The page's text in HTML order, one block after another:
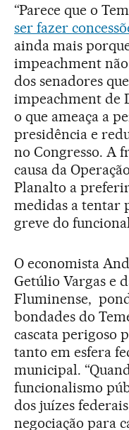
“Parece que o
ser fazer
ainda mais
impeachment
dos senadores
impeachment de
o que ameaça a
presidência e
no Congresso. A
causa da
Planalto a
medidas a tentar
greve do
O economista
Getúlio Vargas e
Fluminense,
bondades do
cascata perigoso
tanto em esfera
municipal.
funcionalismo
dos juízes
negociação para